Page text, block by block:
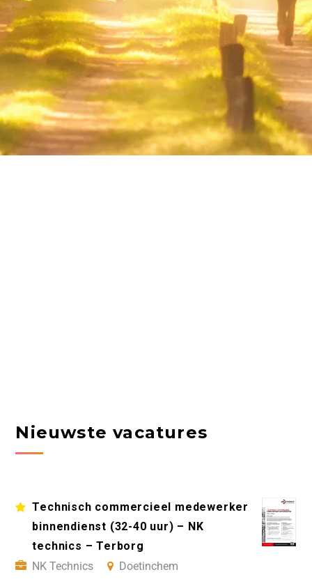
Nieuwste vacatures
Technisch commercieel medewerker
binnendienst (32-40 uur) – NK
technics – Terborg
NK Technics
Doetinchem